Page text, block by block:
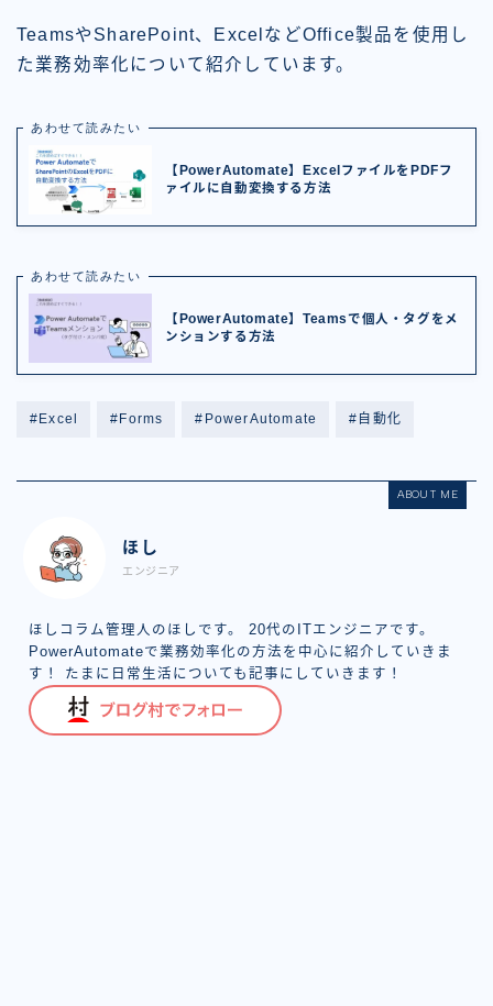
TeamsやSharePoint、ExcelなどOffice製品を使用し
た業務効率化について紹介しています。
あわせて読みたい
【PowerAutomate】ExcelファイルをPDFフ
ァイルに自動変換する方法
あわせて読みたい
【PowerAutomate】Teamsで個人・タグをメ
ンションする方法
#Excel #Forms #PowerAutomate #自動化
ABOUT ME
ほし
エンジニア
ほしコラム管理人のほしです。 20代のITエンジニアです。
PowerAutomateで業務効率化の方法を中心に紹介していきま
す！ たまに日常生活についても記事にしていきます！